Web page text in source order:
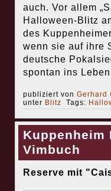
auch. Vor allem
Halloween-Blitz
des
wenn sie auf ihre
deutsche
spontan ins
publiziert von Gerhard
unter Blitz Tags:
Vimbuch
Reserve mit